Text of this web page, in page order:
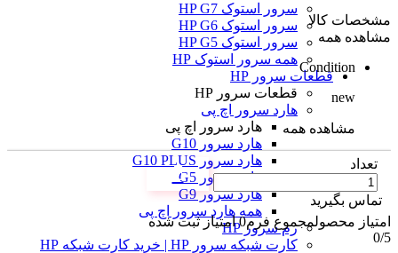
سرور استوک HP G7
سرور استوک HP G6
سرور استوک HP G5
همه سرور استوک HP
قطعات سرور HP
قطعات سرور HP
هارد سرور اچ پی
هارد سرور اچ پی
هارد سرور G10
هارد سرور G10 PLUS
هارد سرور G5
هارد سرور G9
همه هارد سرور اچ پی
رم سرور HP
کارت شبکه سرور HP | خرید کارت شبکه HP
مشخصات کالا
مشاهده همه
Condition
new
مشاهده همه
تعداد
تماس بگیرید
امتیاز محصولمجموع فرم0امتیاز ثبت شده
0/5